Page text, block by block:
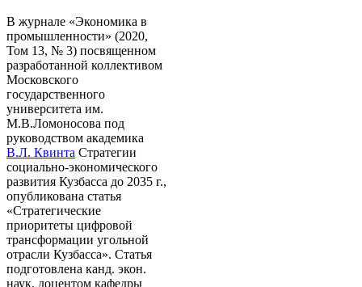
В журнале «Экономика в
промышленности» (2020,
Том 13, № 3) посвященном
разработанной коллективом
Московского
государственного
университета им.
М.В.Ломоносова под
руководством академика
В.Л. Квинта Стратегии
социально-экономического
развития Кузбасса до 2035 г.,
опубликована статья
«Стратегические
приоритеты цифровой
трансформации угольной
отрасли Кузбасса». Статья
подготовлена канд. экон.
наук, доцентом кафедры